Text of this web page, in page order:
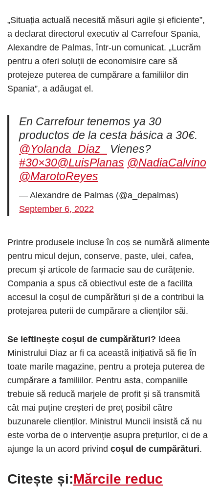
„Situația actuală necesită măsuri agile și eficiente”,
a declarat directorul executiv al Carrefour Spania,
Alexandre de Palmas, într-un comunicat. „Lucrăm
pentru a oferi soluții de economisire care să
protejeze puterea de cumpărare a familiilor din
Spania”, a adăugat el.
En Carrefour tenemos ya 30
productos de la cesta básica a 30€.
@Yolanda_Diaz_
Vienes?
#30×30@LuisPlanas @NadiaCalvino
@MarotoReyes
— Alexandre de Palmas (@a_depalmas)
September 6, 2022
Printre produsele incluse în coș se numără alimente
pentru micul dejun, conserve, paste, ulei, cafea,
precum și articole de farmacie sau de curățenie.
Compania a spus că obiectivul este de a facilita
accesul la coșul de cumpărături și de a contribui la
protejarea puterii de cumpărare a clienților săi.
Se ieftinește coșul de cumpărături? Ideea
Ministrului Diaz ar fi ca această inițiativă să fie în
toate marile magazine, pentru a proteja puterea de
cumpărare a familiilor. Pentru asta, companiile
trebuie să reducă marjele de profit și să transmită
cât mai puține creșteri de preț posibil către
buzunarele clienților. Ministrul Muncii insistă că nu
este vorba de o intervenție asupra prețurilor, ci de a
ajunge la un acord privind coșul de cumpărături.
Citește și:Mărcile reduc